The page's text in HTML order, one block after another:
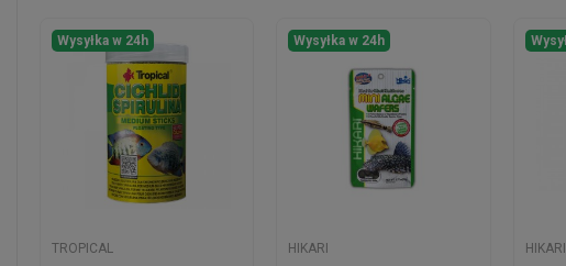
Wysyłka w 24h
TROPICAL
Wysyłka w 24h
HIKARI HIKARI